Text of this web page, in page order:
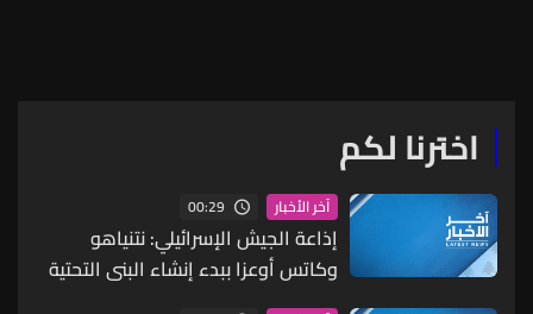
اخترنا لكم
آخر الأخبار 00:29
إذاعة الجيش الإسرائيلي: نتنياهو
وكاتس أوعزا ببدء إنشاء البنى التحتية
لإقامة مدينة جديدة في رفح جنوبي